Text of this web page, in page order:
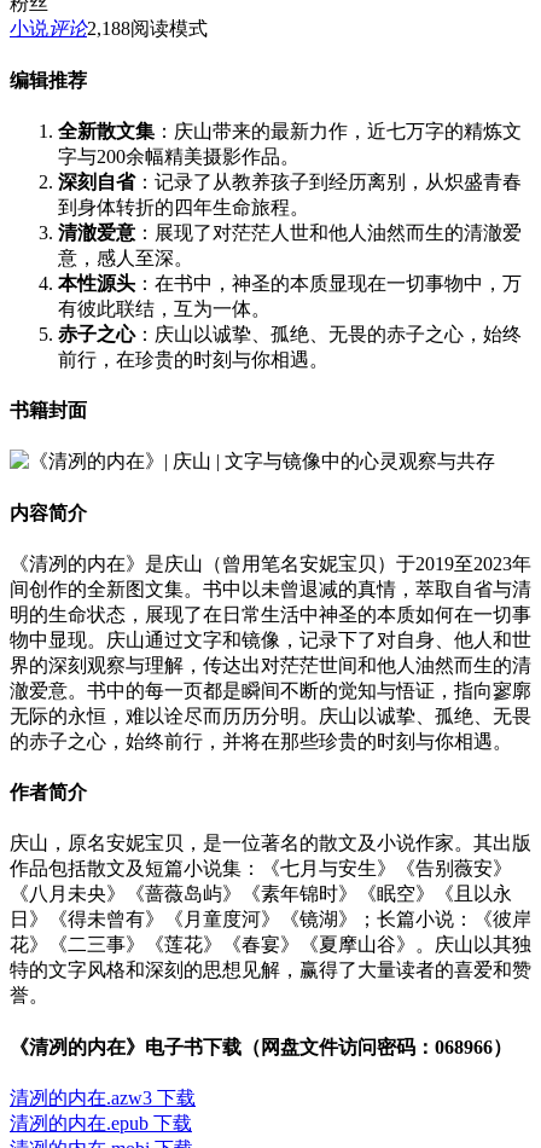
小说评论2,188阅读模式
编辑推荐
全新散文集 ：庆山带来的最新力作，近七万字的精炼文
字与200余幅精美摄影作品。
深刻自省：记录了从教养孩子到经历离别，从炽盛青春
到身体转折的四年生命旅程。
清澈爱意 ：展现了对茫茫人世和他人油然而生的清澈爱
意，感人至深。
本性源头 ：在书中，神圣的本质显现在一切事物中，万
有彼此联结，互为一体。
赤子之心：庆山以诚挚、孤绝、无畏的赤子之心，始终
前行，在珍贵的时刻与你相遇。
书籍封面
内容简介
《清冽的内在》是庆山（曾用笔名安妮宝贝）于2019至2023年
间创作的全新图文集。书中以未曾退减的真情，萃取自省与清
明的生命状态，展现了在日常生活中神圣的本质如何在一切事
物中显现。庆山通过文字和镜像，记录下了对自身、他人和世
界的深刻观察与理解，传达出对茫茫世间和他人油然而生的清
澈爱意。书中的每一页都是瞬间不断的觉知与悟证，指向寥廓
无际的永恒，难以诠尽而历历分明。庆山以诚挚、孤绝、无畏
的赤子之心，始终前行，并将在那些珍贵的时刻与你相遇。
作者简介
庆山，原名安妮宝贝，是一位著名的散文及小说作家。其出版
作品包括散文及短篇小说集：《七月与安生》《告别薇安》
《八月未央》《蔷薇岛屿》《素年锦时》《眠空》《且以永
日》《得未曾有》《月童度河》《镜湖》；长篇小说：《彼岸
花》《二三事》《莲花》《春宴》《夏摩山谷》。庆山以其独
特的文字风格和深刻的思想见解，赢得了大量读者的喜爱和赞
誉。
《清冽的内在》电子书下载（网盘文件访问密码：068966）
清冽的内在.azw3 下载
清冽的内在.epub 下载